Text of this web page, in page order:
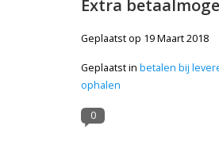
Extra
Geplaatst op 19 Maart 2018
Geplaatst in betalen bij
ophalen
0